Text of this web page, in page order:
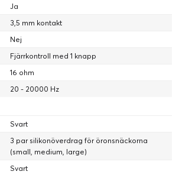
Ja
3,5 mm kontakt
Nej
Fjärrkontroll med 1 knapp
16 ohm
20 - 20000 Hz
Svart
3 par silikonöverdrag för öronsnäckorna
(small, medium, large)
Svart